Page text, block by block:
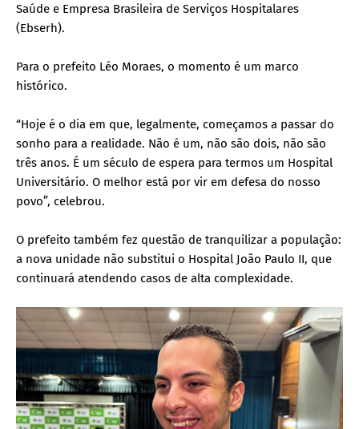
Saúde e Empresa Brasileira de Serviços Hospitalares
(Ebserh).
Para o prefeito Léo Moraes, o momento é um marco
histórico.
“Hoje é o dia em que, legalmente, começamos a passar do
sonho para a realidade. Não é um, não são dois, não são
três anos. É um século de espera para termos um Hospital
Universitário. O melhor está por vir em defesa do nosso
povo”, celebrou.
O prefeito também fez questão de tranquilizar a população:
a nova unidade não substitui o Hospital João Paulo II, que
continuará atendendo casos de alta complexidade.